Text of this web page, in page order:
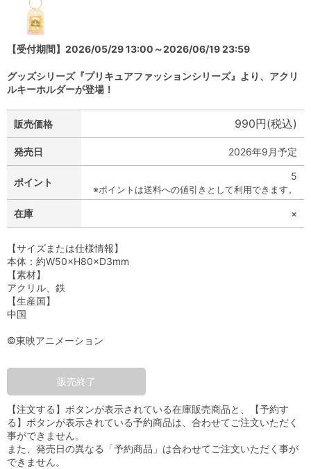
【受付期間】2026/05/29 13:00～2026/06/19 23:59
グッズシリーズ『プリキュアファッションシリーズ』より、アクリ
ルキーホルダーが登場！
販売価格 990円(税込)
発売日 2026年9月予定
ポイント
5
※ポイントは送料への値引きとして利用できます。
在庫 ×
【サイズまたは仕様情報】
本体：約W50×H80×D3mm
【素材】
アクリル、鉄
【生産国】
中国
©東映アニメーション
販売終了
【注文する】ボタンが表示されている在庫販売商品と、【予約す
る】ボタンが表示されている予約商品は、合わせてご注文いただく
事ができません。
また、発売日の異なる「予約商品」は合わせてご注文いただく事が
できません。